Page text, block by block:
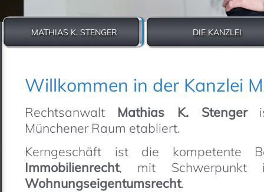
Previous
MATHIAS K. STENGER DIE KANZLEI
Willkommen in der Kanzlei
Rechtsanwalt Mathias K. Stenger
Münchener Raum etabliert.
Kerngeschäft ist die kompetente
Immobilienrecht, mit
Wohnungseigentumsrecht.